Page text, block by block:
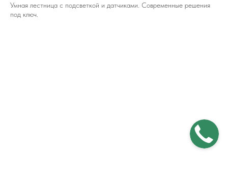
Умная лестница с подсветкой и датчиками. Современные решения
под ключ.